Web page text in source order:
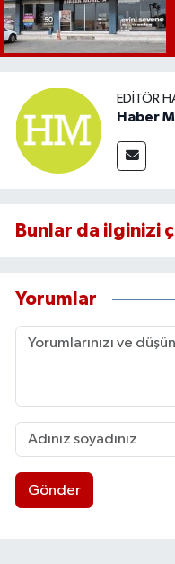
EDITÖR
Haber
Bunlar da ilginizi
Yorumlar
Gönder